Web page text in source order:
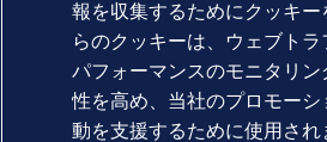
報を収集するためにクッキ
らのクッキーは、ウェブト
パフォーマンスのモニタリ
性を高め、当社のプロモー
動を支援するために使用さ